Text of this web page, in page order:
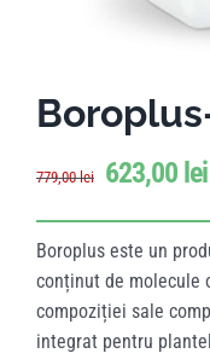
779,00lei 623,00 lei
Boroplus este un
conținut de molecule
compoziției sale
integrat pentru